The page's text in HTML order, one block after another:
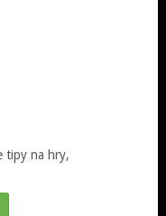
tipy na hry,